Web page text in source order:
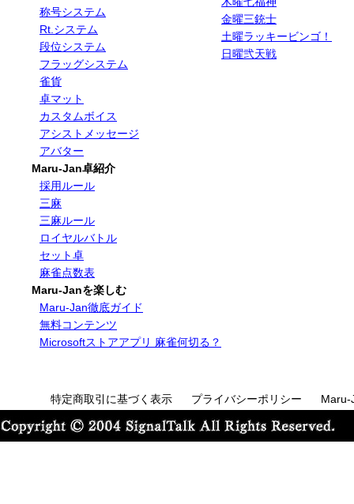
称号システム
Rt.システム
段位システム
フラッグシステム
雀貨
卓マット
カスタムボイス
アシストメッセージ
アバター
Maru-Jan卓紹介
採用ルール
三麻
三麻ルール
ロイヤルバトル
セット卓
麻雀点数表
Maru-Janを楽しむ
Maru-Jan徹底ガイド
無料コンテンツ
Microsoftストアアプリ 麻雀何切る？
金曜三銃士
土曜ラッキービンゴ！
日曜弐天戦
特定商取引に基づく表示 プライバシーポリシー Maru-